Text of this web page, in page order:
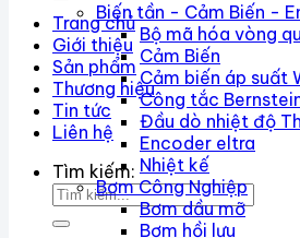
Trang chủ
Giới thiệu
Sản phẩm
Thương hiệu
Tin tức
Liên hệ
Tìm kiếm:
Biến tần - Cảm Biến -
Bộ mã hóa vòng
Cảm Biến
Cảm biến áp suất
Công tắc
Đầu dò nhiệt độ
Encoder eltra
Nhiệt kế
Bơm Công Nghiệp
Bơm dầu mỡ
Bơm hồi lưu